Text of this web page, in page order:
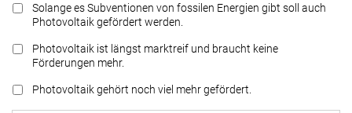
Solange es Subventionen von fossilen Energien gibt soll auch
Photovoltaik gefördert werden.
Photovoltaik ist längst marktreif und braucht keine
Förderungen mehr.
Photovoltaik gehört noch viel mehr gefördert.